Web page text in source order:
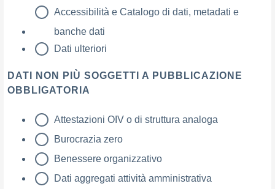
Accessibilità e Catalogo di dati, metadati e
banche dati
Dati ulteriori
DATI NON PIÙ SOGGETTI A PUBBLICAZIONE
OBBLIGATORIA
Attestazioni OIV o di struttura analoga
Burocrazia zero
Benessere organizzativo
Dati aggregati attività amministrativa